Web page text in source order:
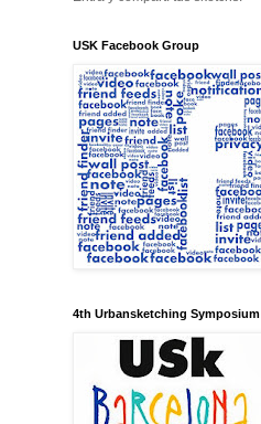
USK Facebook Group
4th Urbansketching Symposium